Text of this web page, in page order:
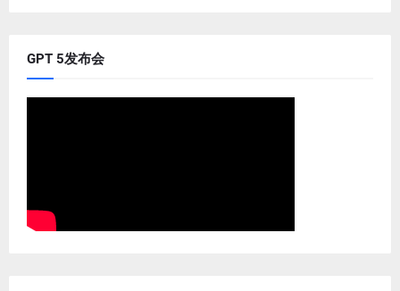
GPT 5发布会